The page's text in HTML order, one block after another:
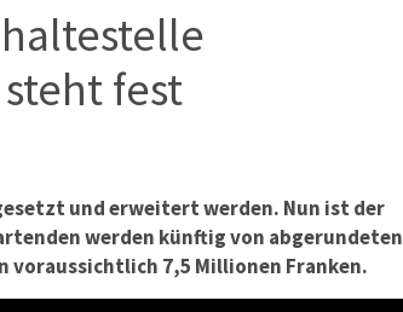
fest
und erweitert werden. Nun ist der
werden künftig von abgerundeten
voraussichtlich 7,5 Millionen Franken.